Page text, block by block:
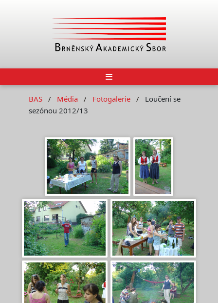
BAS Média Fotogalerie
Loučení se
sezónou 2012/13